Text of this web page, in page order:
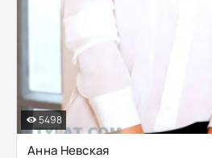
Анна Невская
5498